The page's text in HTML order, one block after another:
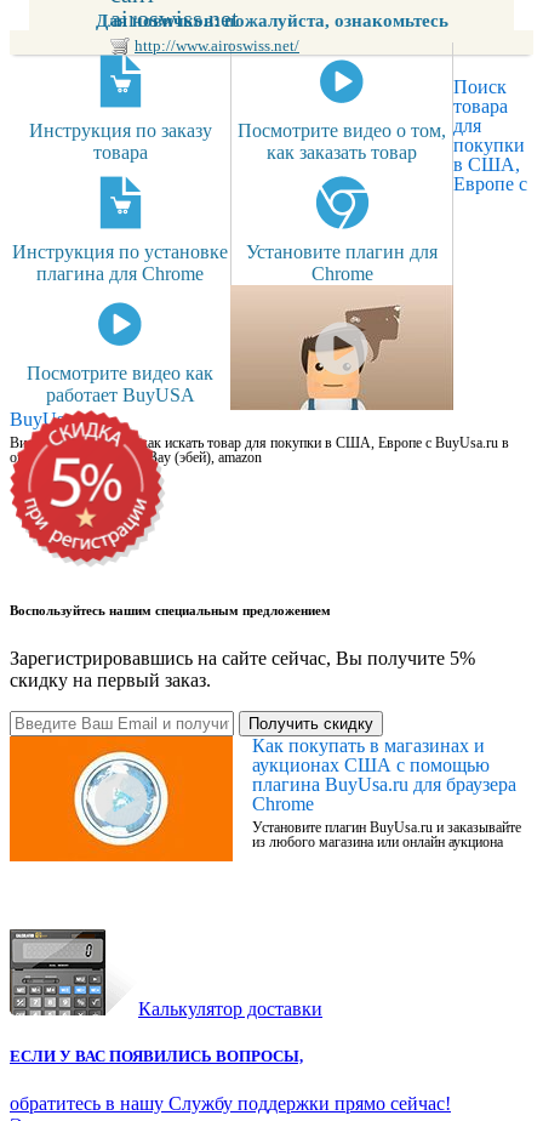
airoswiss.net
http://www.airoswiss.net/
Для новичков: пожалуйста, ознакомьтесь
Инструкция по заказу
товара
Посмотрите видео о том,
как заказать товар
Инструкция по установке
плагина для Chrome
Установите плагин для
Chrome
Посмотрите видео как
работает BuyUSA
Поиск
товара
для
покупки
в США,
Европе с
BuyUsa.ru
Видео для новичков: как искать товар для покупки в США, Европе с BuyUsa.ru в
онлайн магазинах, на eBay (эбей), amazon
Воспользуйтесь нашим специальным предложением
Зарегистрировавшись на сайте сейчас, Вы получите 5%
скидку на первый заказ.
Получить скидку
Как покупать в магазинах и
аукционах США с помощью
плагина BuyUsa.ru для браузера
Chrome
Установите плагин BuyUsa.ru и заказывайте
из любого магазина или онлайн аукциона
Калькулятор доставки
ЕСЛИ У ВАС ПОЯВИЛИСЬ ВОПРОСЫ,
обратитесь в нашу Службу поддержки прямо сейчас!